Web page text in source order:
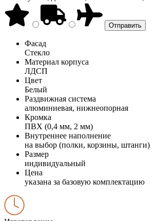
Фасад
Стекло
Материал корпуса
ЛДСП
Цвет
Белый
Раздвижная система
алюминиевая, нижнеопорная
Кромка
ПВХ (0,4 мм, 2 мм)
Внутреннее наполнение
на выбор (полки, корзины, штанги)
Размер
индивидуальный
Цена
указана за базовую комплектацию